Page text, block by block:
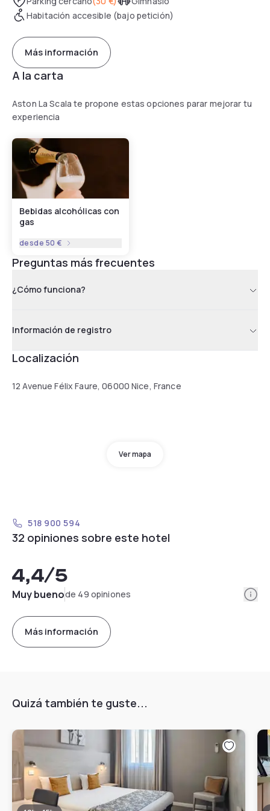
Habitación accesible (bajo petición)
Más información
A la carta
Aston La Scala te propone estas opciones parar mejorar tu
experiencia
Bebidas alcohólicas con
gas
desde 50 €
Preguntas más frecuentes
¿Cómo funciona?
Información de registro
Localización
12 Avenue Félix Faure, 06000 Nice, France
Ver mapa
518 900 594
32 opiniones sobre este hotel
4,4/5
Muy buenode 49 opiniones
Más información
Quizá también te guste...